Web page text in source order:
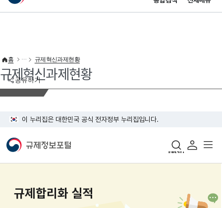
이 누리집은 대한민국 공식 전자정부 누리집입니다.
공유하기
홈 규제혁신과제현황
규제혁신과제현황